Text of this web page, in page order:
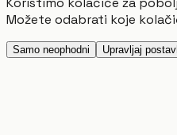
Možete odabrati koje
Samo neophodni Upravljaj